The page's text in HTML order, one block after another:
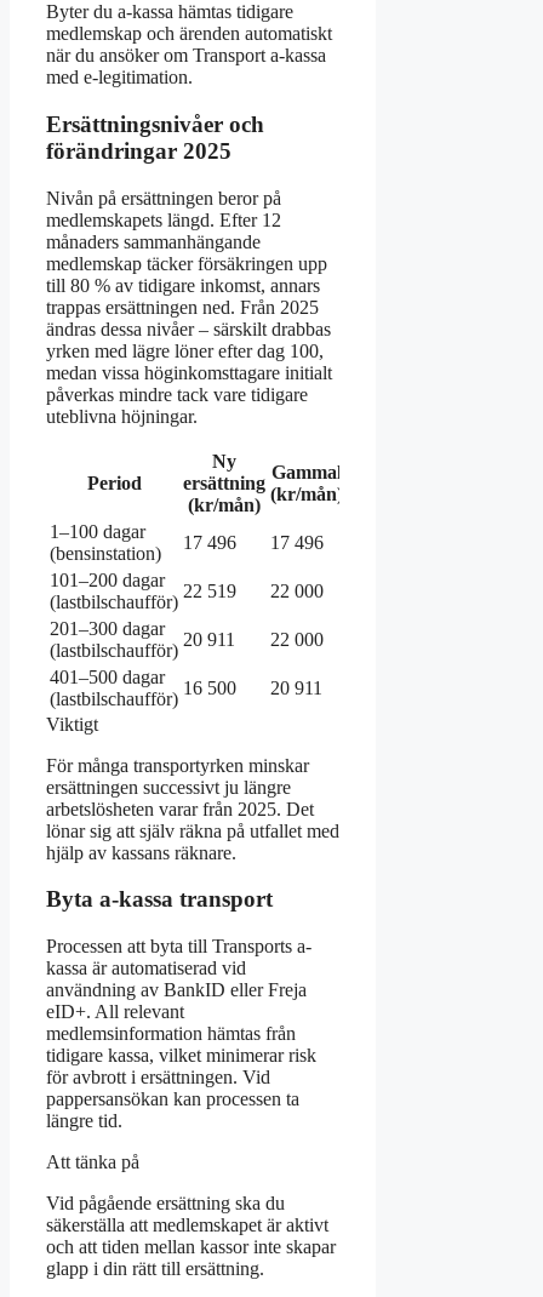
Byter du a-kassa hämtas tidigare
medlemskap och ärenden automatiskt
när du ansöker om Transport a-kassa
med e-legitimation.
Ersättningsnivåer och
förändringar 2025
Nivån på ersättningen beror på
medlemskapets längd. Efter 12
månaders sammanhängande
medlemskap täcker försäkringen upp
till 80 % av tidigare inkomst, annars
trappas ersättningen ned. Från 2025
ändras dessa nivåer – särskilt drabbas
yrken med lägre löner efter dag 100,
medan vissa höginkomsttagare initialt
påverkas mindre tack vare tidigare
uteblivna höjningar.
Period
Ny
ersättning
(kr/mån)
Gammal
(kr/mån)
1–100 dagar
(bensinstation)
17 496 17 496
101–200 dagar
(lastbilschaufför)
22 519 22 000
201–300 dagar
(lastbilschaufför)
20 911 22 000
401–500 dagar
(lastbilschaufför)
16 500 20 911
Viktigt
För många transportyrken minskar
ersättningen successivt ju längre
arbetslösheten varar från 2025. Det
lönar sig att själv räkna på utfallet med
hjälp av kassans räknare.
Byta a-kassa transport
Processen att byta till Transports a-
kassa är automatiserad vid
användning av BankID eller Freja
eID+. All relevant
medlemsinformation hämtas från
tidigare kassa, vilket minimerar risk
för avbrott i ersättningen. Vid
pappersansökan kan processen ta
längre tid.
Att tänka på
Vid pågående ersättning ska du
säkerställa att medlemskapet är aktivt
och att tiden mellan kassor inte skapar
glapp i din rätt till ersättning.